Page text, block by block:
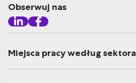
Obserwuj nas
Miejsca pracy według sektora